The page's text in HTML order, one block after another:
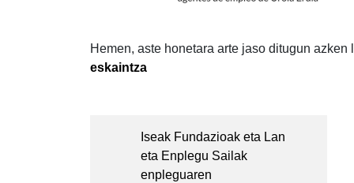
Hemen, aste honetara arte jaso ditugun
eskaintza
navigation
Iseak Fundazioak eta Lan
eta Enplegu Sailak
enpleguaren